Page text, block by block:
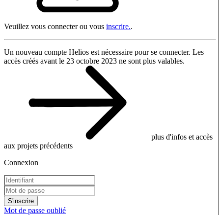
Veuillez vous connecter ou vous inscrire..
Un nouveau compte Helios est nécessaire pour se connecter. Les
accès créés avant le 23 octobre 2023 ne sont plus valables.
plus d'infos et accès
aux projets précédents
Connexion
S'inscrire
Mot de passe oublié